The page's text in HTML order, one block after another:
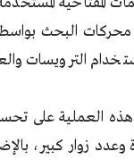
محركات البحث
الترويسات
العملية على
زوار كبير،